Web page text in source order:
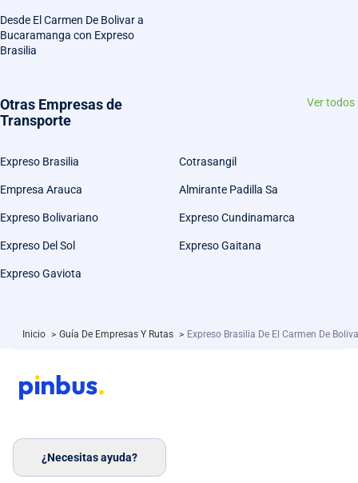
Desde El Carmen De Bolivar a
Bucaramanga con Expreso
Brasilia
Otras Empresas de
Transporte
Ver todos
Expreso Brasilia Cotrasangil
Empresa Arauca Almirante Padilla Sa
Expreso Bolivariano Expreso Cundinamarca
Expreso Del Sol Expreso Gaitana
Expreso Gaviota
Inicio > Guía De Empresas Y Rutas > Expreso Brasilia De El Carmen De
¿Necesitas ayuda?